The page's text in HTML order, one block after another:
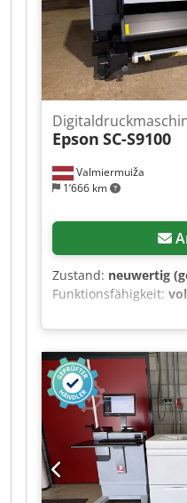
Valmiermuiža
1’666 km
Epson SC-S9100
Zustand: neuwertig
Funktionsfähigkeit:
Wir bieten diese neue
Digitaldruckmaschine
an. Baujahr 2025.
Onyx enthalten.
S9100 Codpfxjzqc
Modellnummer:
XD3S000131
240 V
Eingangsstrom 1: 12/
100-120/200-240 V